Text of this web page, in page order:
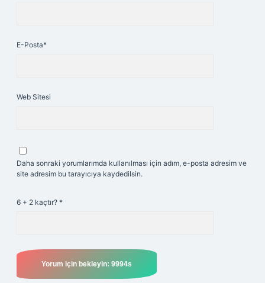
E-Posta*
Web Sitesi
Daha sonraki yorumlarımda kullanılması için adım, e-posta adresim ve
site adresim bu tarayıcıya kaydedilsin.
6 + 2 kaçtır? *